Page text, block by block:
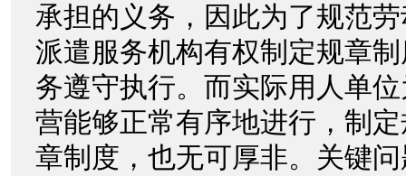
承担的义务，因此为了规范
派遣服务机构有权制定规章
务遵守执行。而实际用人单
营能够正常有序地进行，制
章制度，也无可厚非。关键